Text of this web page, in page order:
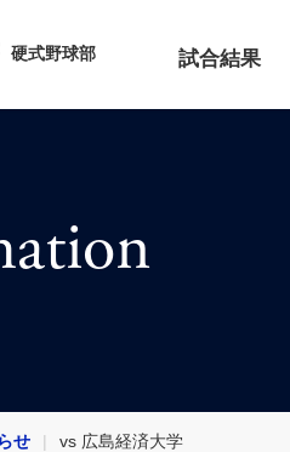
硬式野球部 試合結果
せ vs 広島経済大学